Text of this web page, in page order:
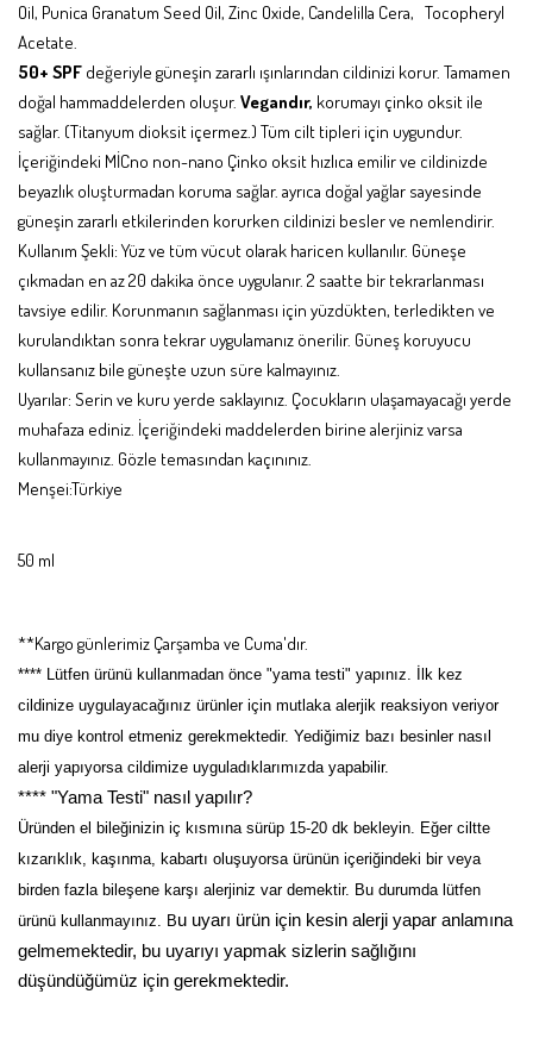
Oil, Punica Granatum Seed Oil, Zinc Oxide, Candelilla Cera, Tocopheryl
Acetate.
50+ SPF değeriyle güneşin zararlı ışınlarından cildinizi korur. Tamamen
doğal hammaddelerden oluşur. Vegandır, korumayı çinko oksit ile
sağlar. (Titanyum dioksit içermez.) Tüm cilt tipleri için uygundur.
İçeriğindeki MİCno non-nano Çinko oksit hızlıca emilir ve cildinizde
beyazlık oluşturmadan koruma sağlar. ayrıca doğal yağlar sayesinde
güneşin zararlı etkilerinden korurken cildinizi besler ve nemlendirir.
Kullanım Şekli: Yüz ve tüm vücut olarak haricen kullanılır. Güneşe
çıkmadan en az 20 dakika önce uygulanır. 2 saatte bir tekrarlanması
tavsiye edilir. Korunmanın sağlanması için yüzdükten, terledikten ve
kurulandıktan sonra tekrar uygulamanız önerilir. Güneş koruyucu
kullansanız bile güneşte uzun süre kalmayınız.
Uyarılar: Serin ve kuru yerde saklayınız. Çocukların ulaşamayacağı yerde
muhafaza ediniz. İçeriğindeki maddelerden birine alerjiniz varsa
kullanmayınız. Gözle temasından kaçınınız.
Menşei:Türkiye
50 ml
**Kargo günlerimiz Çarşamba ve Cuma'dır.
**** Lütfen ürünü kullanmadan önce "yama testi" yapınız. İlk kez
cildinize uygulayacağınız ürünler için mutlaka alerjik reaksiyon veriyor
mu diye kontrol etmeniz gerekmektedir. Yediğimiz bazı besinler nasıl
alerji yapıyorsa cildimize uyguladıklarımızda yapabilir.
**** "Yama Testi" nasıl yapılır?
Üründen el bileğinizin iç kısmına sürüp 15-20 dk bekleyin. Eğer ciltte
kızarıklık, kaşınma, kabartı oluşuyorsa ürünün içeriğindeki bir veya
birden fazla bileşene karşı alerjiniz var demektir. Bu durumda lütfen
ürünü kullanmayınız. Bu uyarı ürün için kesin alerji yapar anlamına
gelmemektedir, bu uyarıyı yapmak sizlerin sağlığını
düşündüğümüz için gerekmektedir.